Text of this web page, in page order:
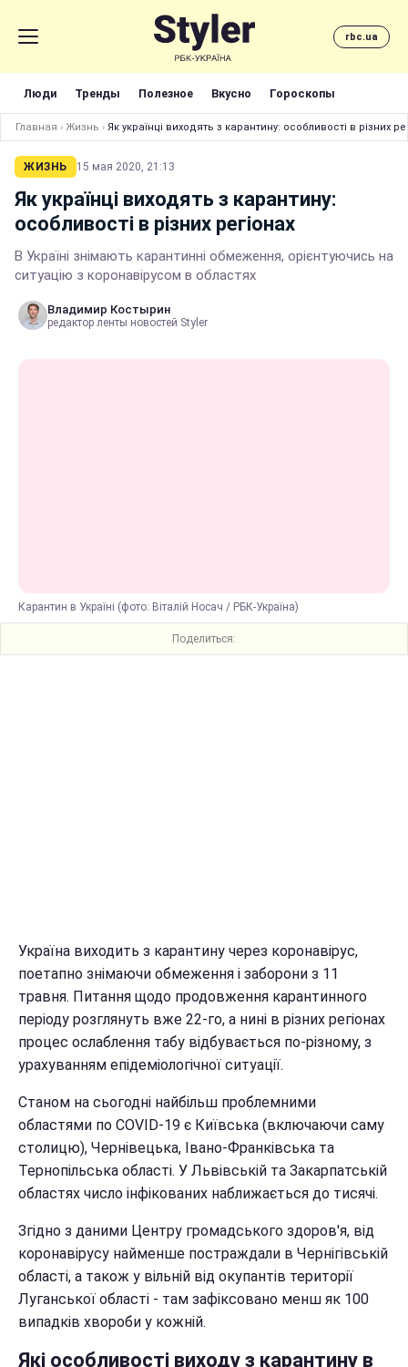
rbc.ua
Люди Тренды Полезное Вкусно Гороскопы
Главная › Жизнь › Як українці виходять з карантину: особливості в різних
ЖИЗНЬ 15 мая 2020, 21:13
Як українці виходять з карантину:
особливості в різних регіонах
В Україні знімають карантинні обмеження, орієнтуючись на
ситуацію з коронавірусом в областях
Владимир Костырин
редактор ленты новостей Styler
Карантин в Україні (фото: Віталій Носач / РБК-Україна)
Поделиться:
Україна виходить з карантину через коронавірус,
поетапно знімаючи обмеження і заборони з 11
травня. Питання щодо продовження карантинного
періоду розглянуть вже 22-го, а нині в різних регіонах
процес ослаблення табу відбувається по-різному, з
урахуванням епідеміологічної ситуації.
Станом на сьогодні найбільш проблемними
областями по COVID-19 є Київська (включаючи саму
столицю), Чернівецька, Івано-Франківська та
Тернопільська області. У Львівській та Закарпатській
областях число інфікованих наближається до тисячі.
Згідно з даними Центру громадського здоров'я, від
коронавірусу найменше постраждали в Чернігівській
області, а також у вільній від окупантів території
Луганської області - там зафіксовано менш як 100
випадків хвороби у кожній.
Які особливості виходу з карантину в